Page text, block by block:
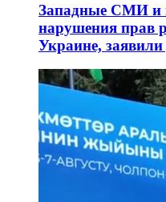
Западные СМИ и
нарушения прав
Украине,